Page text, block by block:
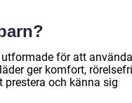
för att
ger komfort,
och känna sig